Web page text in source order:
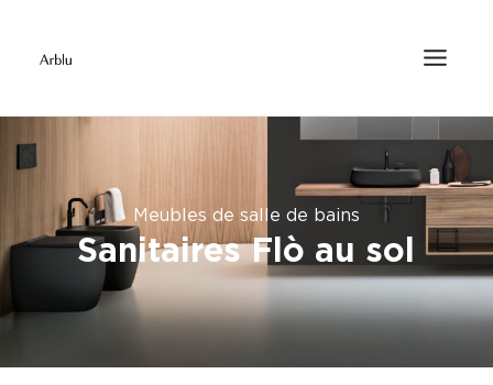
Meubles de salle de bains
Sanitaires Flò au sol